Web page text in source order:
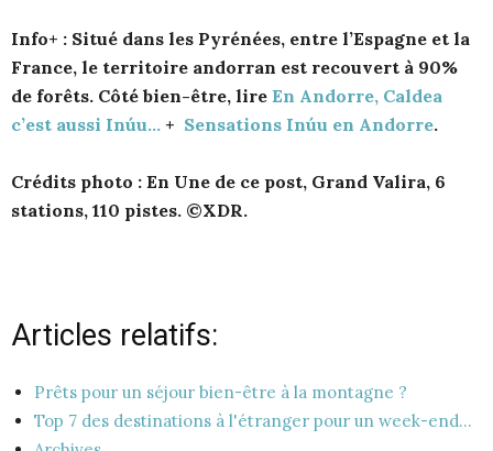
Info+ : Situé dans les Pyrénées, entre l’Espagne et la
France, le territoire andorran est recouvert à 90%
de forêts. Côté bien-être, lire En Andorre, Caldea
c’est aussi Inúu… + Sensations Inúu en Andorre.
Crédits photo : En Une de ce post, Grand Valira, 6
stations, 110 pistes. ©XDR.
Articles relatifs:
Prêts pour un séjour bien-être à la montagne ?
Top 7 des destinations à l'étranger pour un week-end…